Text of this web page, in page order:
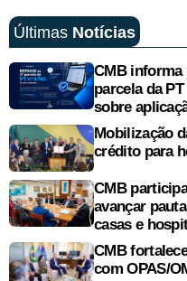
Últimas Notícias
CMB informa
parcela da
sobre
Mobilização
crédito para
CMB
avançar
casas e
CMB
com OPAS/